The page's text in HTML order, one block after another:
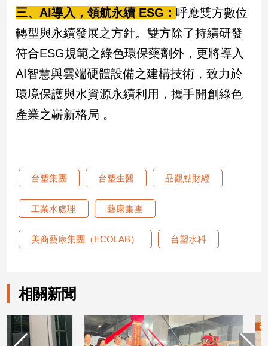
親
子/
感
藝
術
／
文
創
遊
戲
運
物
三、AI導入，領航永續 ESG： 呼應雙方數位
轉型與永續發展之方針。雙方除了持續研發
符合ESG規範之綠色環保藥劑外，更將導入
AI智慧與雲端硬體設備之建構技術，致力於
環境保護與水資源永續利用，攜手開創綠色
產業之嶄新格局 。
台塑集團 台塑生醫 品觀點財經
工業水處理 藝康集團
美商藝康集團（ECOLAB） 台塑水科
相關新聞